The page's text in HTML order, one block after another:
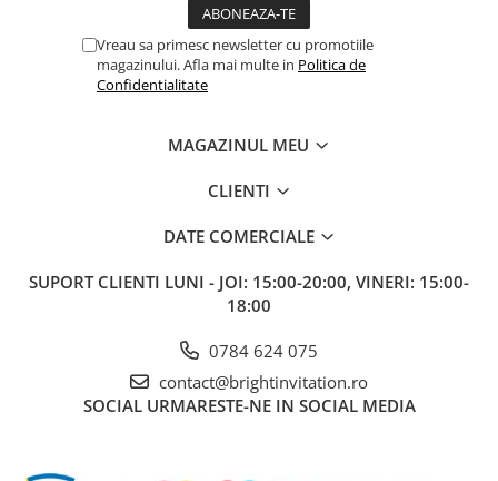
Vreau sa primesc newsletter cu promotiile
magazinului. Afla mai multe in Politica de
Confidentialitate
MAGAZINUL MEU
CLIENTI
DATE COMERCIALE
SUPORT CLIENTI LUNI - JOI: 15:00-20:00, VINERI: 15:00-
18:00
0784 624 075
contact@brightinvitation.ro
SOCIAL URMARESTE-NE IN SOCIAL MEDIA